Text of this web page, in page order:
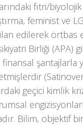
fıtri/
feminist ve
edilerek örtbas
Birliği (APA)
şantajlarla
geçici kimlik
Bilim, objektif